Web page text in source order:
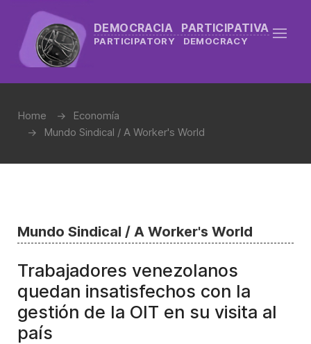
DEMOCRACIA PARTICIPATIVA
PARTICIPATORY DEMOCRACY
Home
Economía
Mundo Sindical / A Worker's World
Mundo Sindical / A Worker's World
Trabajadores venezolanos
quedan insatisfechos con la
gestión de la OIT en su visita al
país